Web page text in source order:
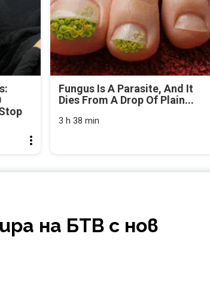
Fungus Is A Parasite, And It
Dies From A Drop Of Plain...
3 h 38 min
на БТВ с нов